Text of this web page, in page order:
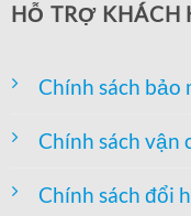
HỖ TRỢ KHÁCH
Chính sách bảo
Chính sách vận
Chính sách đổi